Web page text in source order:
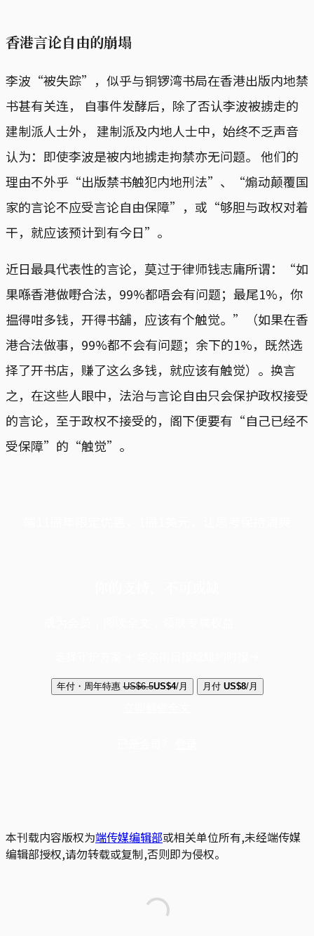
香港言论自由的崩塌
李波“被失踪”，似乎与铜锣湾书局在香港出版内地禁
书甚有关连， 自事件发酵后，除了否认李波被掳走的
建制派人士外， 建制派及内地人士中，始终不乏声音
认为：即使李波是被内地掳走拘禁亦无问题。 他们的
理由不外乎“出版禁书触犯内地刑法”、“煽动颠覆国
家的言论不应受言论自由保障”，或“够胆与政权对着
干，就应该预计到有今日”。
近日最具代表性的言论，莫过于律师钱志庸所谓：“如
果喺香港做嘢合法，99%都唔会有问题；最尾1%，你
揾得咁多钱，开得书舖，应该有个触觉。”（如果在香
港合法做事，99%都不会有问题；余下的1%，既然选
择了开书店，赚了这么多钱，就应该有触觉）。换言
之，在这些人眼中，法治与言论自由只会保护政权接受
的言论，至于政权不接受的，阁下便要有“自己已经不
受保障”的“触觉”。
年付・周年特惠 US$6.5US$4/月 月付 US$8/月
本刊载内容版权为端传媒编辑部或相关单位所有,未经端传媒
编辑部授权,请勿转载或复制,否则即为侵权。